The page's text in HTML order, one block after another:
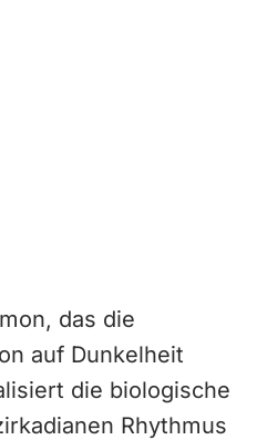
das die
auf Dunkelheit
die biologische
Rhythmus